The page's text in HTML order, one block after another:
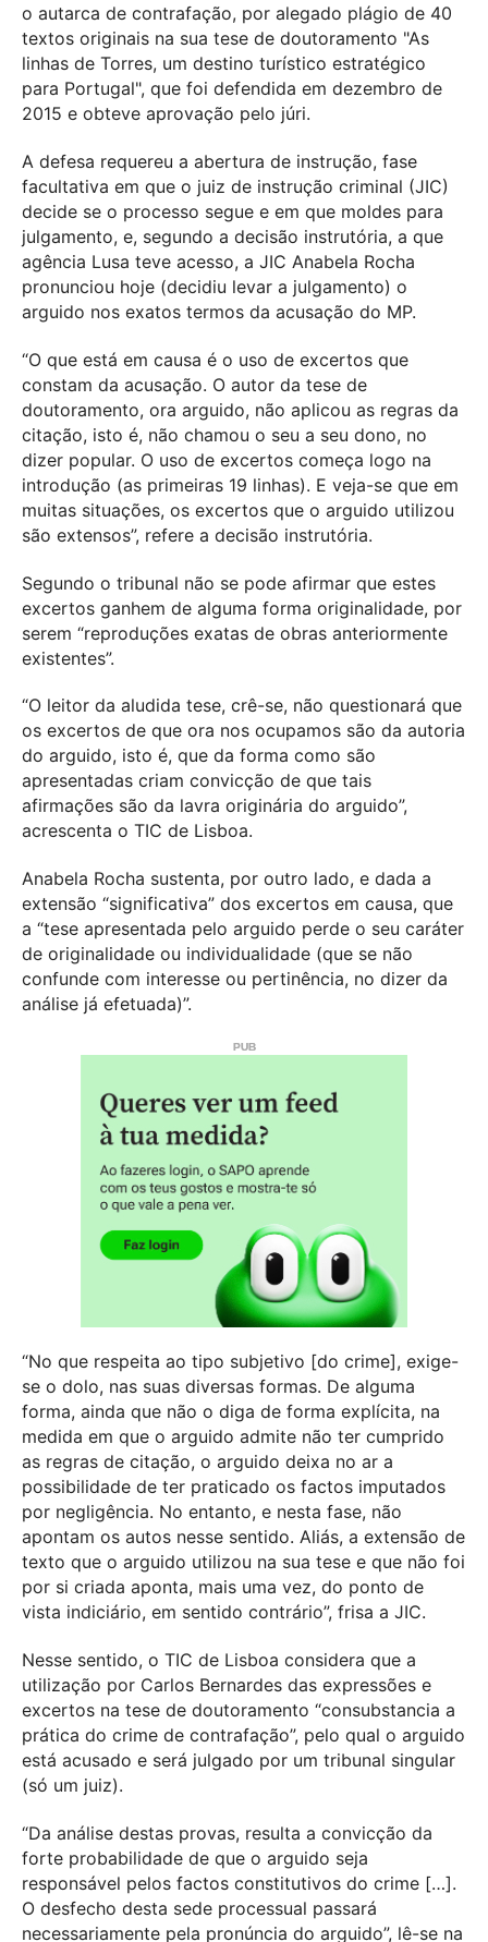
o autarca de contrafação, por alegado plágio de 40
textos originais na sua tese de doutoramento "As
linhas de Torres, um destino turístico estratégico
para Portugal", que foi defendida em dezembro de
2015 e obteve aprovação pelo júri.
A defesa requereu a abertura de instrução, fase
facultativa em que o juiz de instrução criminal (JIC)
decide se o processo segue e em que moldes para
julgamento, e, segundo a decisão instrutória, a que
agência Lusa teve acesso, a JIC Anabela Rocha
pronunciou hoje (decidiu levar a julgamento) o
arguido nos exatos termos da acusação do MP.
“O que está em causa é o uso de excertos que
constam da acusação. O autor da tese de
doutoramento, ora arguido, não aplicou as regras da
citação, isto é, não chamou o seu a seu dono, no
dizer popular. O uso de excertos começa logo na
introdução (as primeiras 19 linhas). E veja-se que em
muitas situações, os excertos que o arguido utilizou
são extensos”, refere a decisão instrutória.
Segundo o tribunal não se pode afirmar que estes
excertos ganhem de alguma forma originalidade, por
serem “reproduções exatas de obras anteriormente
existentes”.
“O leitor da aludida tese, crê-se, não questionará que
os excertos de que ora nos ocupamos são da autoria
do arguido, isto é, que da forma como são
apresentadas criam convicção de que tais
afirmações são da lavra originária do arguido”,
acrescenta o TIC de Lisboa.
Anabela Rocha sustenta, por outro lado, e dada a
extensão “significativa” dos excertos em causa, que
a “tese apresentada pelo arguido perde o seu caráter
de originalidade ou individualidade (que se não
confunde com interesse ou pertinência, no dizer da
análise já efetuada)”.
“No que respeita ao tipo subjetivo [do crime], exige-
se o dolo, nas suas diversas formas. De alguma
forma, ainda que não o diga de forma explícita, na
medida em que o arguido admite não ter cumprido
as regras de citação, o arguido deixa no ar a
possibilidade de ter praticado os factos imputados
por negligência. No entanto, e nesta fase, não
apontam os autos nesse sentido. Aliás, a extensão de
texto que o arguido utilizou na sua tese e que não foi
por si criada aponta, mais uma vez, do ponto de
vista indiciário, em sentido contrário”, frisa a JIC.
Nesse sentido, o TIC de Lisboa considera que a
utilização por Carlos Bernardes das expressões e
excertos na tese de doutoramento “consubstancia a
prática do crime de contrafação”, pelo qual o arguido
está acusado e será julgado por um tribunal singular
(só um juiz).
“Da análise destas provas, resulta a convicção da
forte probabilidade de que o arguido seja
responsável pelos factos constitutivos do crime […].
O desfecho desta sede processual passará
necessariamente pela pronúncia do arguido”, lê-se na